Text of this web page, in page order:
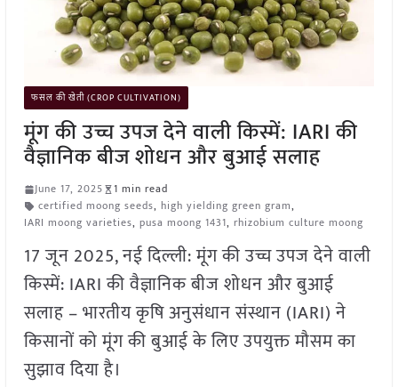
फसल की खेती (CROP CULTIVATION)
मूंग की उच्च उपज देने वाली किस्में: IARI की
वैज्ञानिक बीज शोधन और बुआई सलाह
June 17, 2025
1 min read
certified moong seeds, high yielding green gram,
IARI moong varieties, pusa moong 1431, rhizobium culture moong
17 जून 2025, नई दिल्ली: मूंग की उच्च उपज देने वाली
किस्में: IARI की वैज्ञानिक बीज शोधन और बुआई
सलाह – भारतीय कृषि अनुसंधान संस्थान (IARI) ने
किसानों को मूंग की बुआई के लिए उपयुक्त मौसम का
सुझाव दिया है।